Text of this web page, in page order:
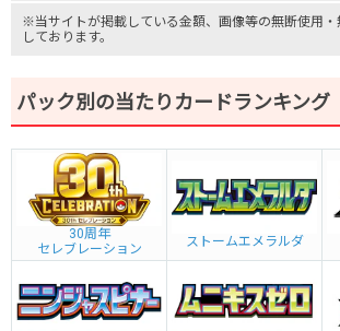
※当サイトが掲載している金額、画像等の無断使用・
しております。
パック別の当たりカードランキング
30周年
セレブレーション
ストームエメラルダ